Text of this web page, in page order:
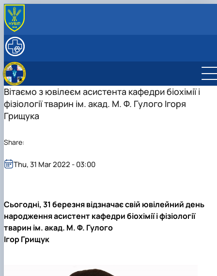
ABOUT
Structure
Contact Information
EDUCATION
Courses
INTERNATIONAL ACTIVITY
Вітаємо з ювілеєм асистента кафедри біохімії і
фізіології тварин ім. акад. М. Ф. Гулого Ігоря
Грищука
Сьогодні, 31 березня відзначає свій ювілейний день
народження асистент кафедри біохімії і фізіології
тварин ім. акад. М. Ф. Гулого
Ігор Грищук
Thu, 31 Mar 2022 - 03:00
Share: